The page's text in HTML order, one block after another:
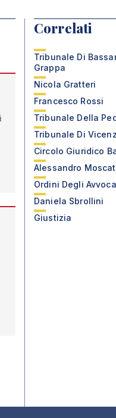
Correlati
Tribunale Di
Grappa
Nicola Gratteri
Francesco Rossi
Tribunale Della
Tribunale Di
Circolo Giuridico
Alessandro
Ordini Degli
Daniela Sbrollini
Giustizia